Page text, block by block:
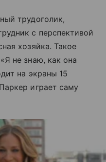
трудоголик,
с перспективой
хозяйка. Такое
не знаю, как она
на экраны 15
играет саму